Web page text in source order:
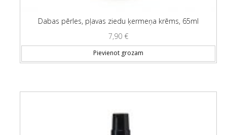
Dabas pērles, pļavas ziedu ķermeņa krēms, 65ml
7,90 €
Pievienot grozam